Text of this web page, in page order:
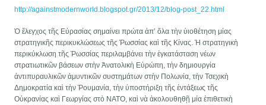
http://againstmodernworld.blogspot.gr/2013/12/blog-post_22.html
Ὁ ἔλεγχος τῆς Εὐρασίας σημαίνει πρώτα ἀπ’ ὅλα τὴν ὑιοθέτηση μίας
στρατηγικῆς περικυκλώσεως τῆς Ῥωσσίας καὶ τῆς Κίνας. Ἡ στρατηγικὴ
περικύκλωση τῆς Ῥωσσίας περιλαμβάνει τὴν ἐγκατάσταση νέων
στρατιωτικῶν βάσεων στὴν Ἀνατολικὴ Εὐρώπη, τὴν δημιουργία
ἀντιπυραυλικῶν ἀμυντικῶν συστημάτων στὴν Πολωνία, τὴν Τσεχικὴ
Δημοκρατία καὶ τὴν Ῥουμανία, τὴν ὑποστήριξη τῆς ἐντάξεως τῆς
Οὐκρανίας καὶ Γεωργίας στὸ ΝΑΤΟ, καὶ νὰ ἀκολουθηθῇ μία ἐπιθετικὴ